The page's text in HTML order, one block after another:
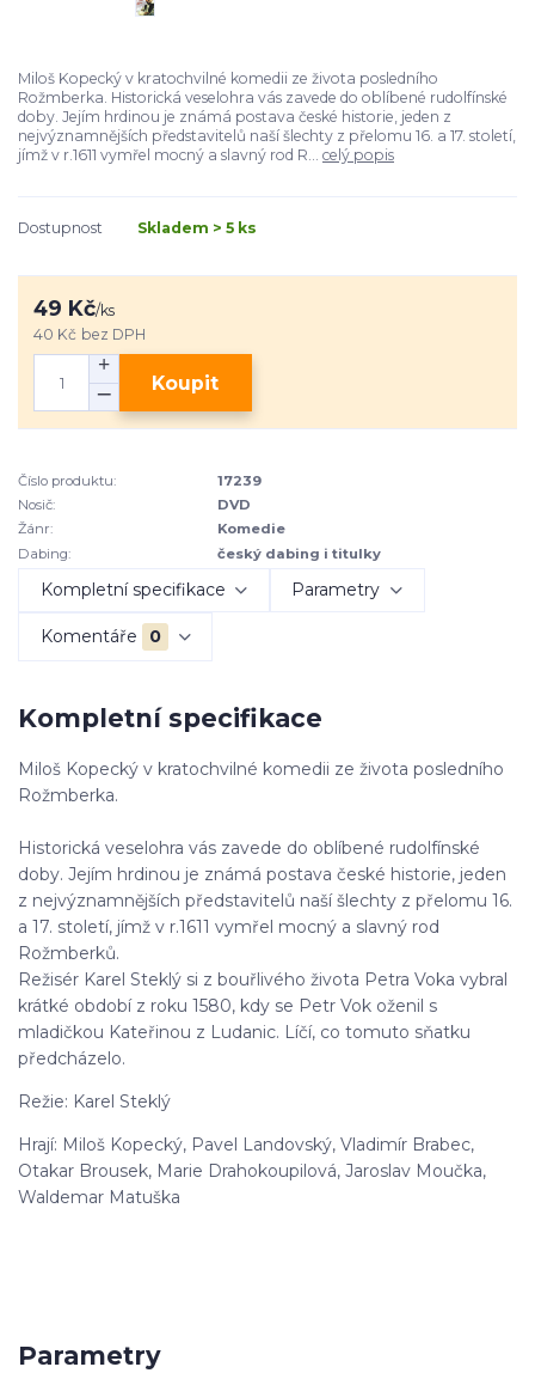
Miloš Kopecký v kratochvilné komedii ze života posledního
Rožmberka. Historická veselohra vás zavede do oblíbené rudolfínské
doby. Jejím hrdinou je známá postava české historie, jeden z
nejvýznamnějších představitelů naší šlechty z přelomu 16. a 17. století,
jímž v r.1611 vymřel mocný a slavný rod R... celý popis
Dostupnost Skladem > 5 ks
49 Kč/ks
40 Kč bez DPH
Koupit
Číslo produktu:
17239
Nosič:
DVD
Žánr:
Komedie
Dabing:
český dabing i titulky
Kompletní specifikace Parametry
Komentáře 0
Kompletní specifikace
Miloš Kopecký v kratochvilné komedii ze života posledního
Rožmberka.
Historická veselohra vás zavede do oblíbené rudolfínské
doby. Jejím hrdinou je známá postava české historie, jeden
z nejvýznamnějších představitelů naší šlechty z přelomu 16.
a 17. století, jímž v r.1611 vymřel mocný a slavný rod
Rožmberků.
Režisér Karel Steklý si z bouřlivého života Petra Voka vybral
krátké období z roku 1580, kdy se Petr Vok oženil s
mladičkou Kateřinou z Ludanic. Líčí, co tomuto sňatku
předcházelo.
Režie: Karel Steklý
Hrají: Miloš Kopecký, Pavel Landovský, Vladimír Brabec,
Otakar Brousek, Marie Drahokoupilová, Jaroslav Moučka,
Waldemar Matuška
Parametry